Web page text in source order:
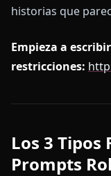
historias que
Empieza a
restricciones:
Los 3
Prompts